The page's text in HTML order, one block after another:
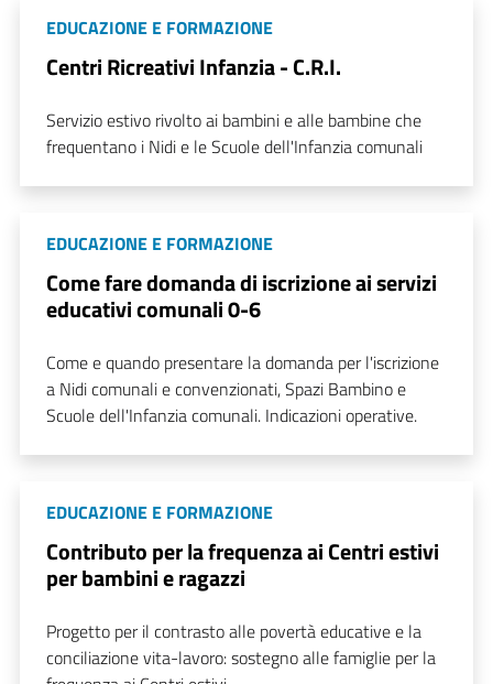
EDUCAZIONE E FORMAZIONE
Centri Ricreativi Infanzia - C.R.I.
Servizio estivo rivolto ai bambini e alle bambine che
frequentano i Nidi e le Scuole dell'Infanzia comunali
EDUCAZIONE E FORMAZIONE
Come fare domanda di iscrizione ai servizi
educativi comunali 0-6
Come e quando presentare la domanda per l'iscrizione
a Nidi comunali e convenzionati, Spazi Bambino e
Scuole dell'Infanzia comunali. Indicazioni operative.
EDUCAZIONE E FORMAZIONE
Contributo per la frequenza ai Centri estivi
per bambini e ragazzi
Progetto per il contrasto alle povertà educative e la
conciliazione vita-lavoro: sostegno alle famiglie per la